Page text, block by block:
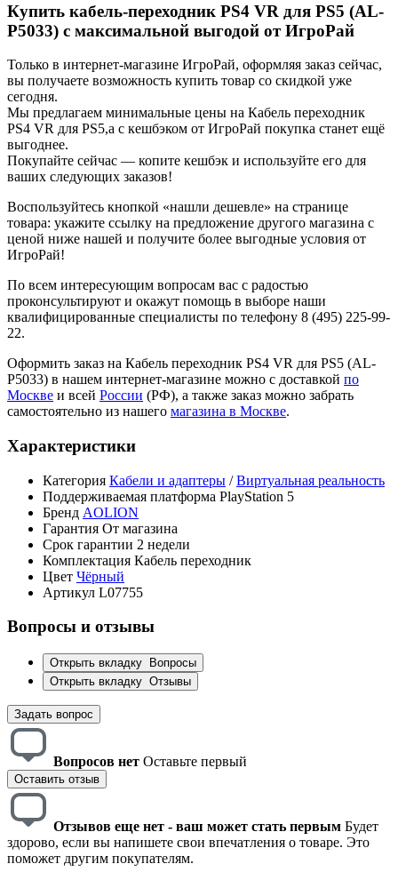
Купить кабель-переходник PS4 VR для PS5 (AL-
P5033) с максимальной выгодой от ИгроРай
Только в интернет-магазине ИгроРай, оформляя заказ сейчас,
вы получаете возможность купить товар со скидкой уже
сегодня.
Мы предлагаем минимальные цены на Кабель переходник
PS4 VR для PS5,а с кешбэком от ИгроРай покупка станет ещё
выгоднее.
Покупайте сейчас — копите кешбэк и используйте его для
ваших следующих заказов!
Воспользуйтесь кнопкой «нашли дешевле» на странице
товара: укажите ссылку на предложение другого магазина с
ценой ниже нашей и получите более выгодные условия от
ИгроРай!
По всем интересующим вопросам вас с радостью
проконсультируют и окажут помощь в выборе наши
квалифицированные специалисты по телефону 8 (495) 225-99-
22.
Оформить заказ на Кабель переходник PS4 VR для PS5 (AL-
P5033) в нашем интернет-магазине можно с доставкой по
Москве и всей России (РФ), а также заказ можно забрать
самостоятельно из нашего магазина в Москве.
Характеристики
Категория Кабели и адаптеры /Виртуальная реальность
Поддерживаемая платформа PlayStation 5
Бренд AOLION
Гарантия От магазина
Срок гарантии 2 недели
Комплектация Кабель переходник
Цвет Чёрный
Артикул L07755
Вопросы и отзывы
Открыть вкладку
Вопросы
Открыть вкладку Отзывы
Задать вопрос
Вопросов нет Оставьте первый
Оставить отзыв
Отзывов еще нет - ваш может стать первым Будет
здорово, если вы напишете свои впечатления о товаре. Это
поможет другим покупателям.